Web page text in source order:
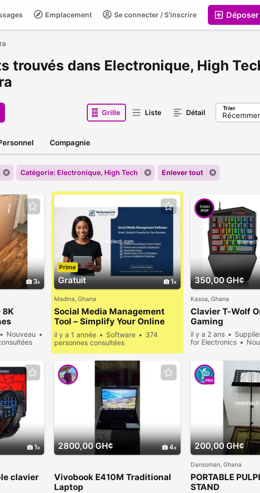
Se connecter / S'inscrire
Emplacement
trouvés dans Electronique, High
Grille Liste Détail Trier
Compagnie
Catégorie: Electronique, High Tech Enlever tout
3
8K
Nouveau
Gratuit 1
Prime
Madina, Ghana
Social Media Management
Tool – Simplify Your Online
Presence
il y a 1 année Software
374
personnes consultées
350,00 GH¢
Kasoa, Ghana
Clavier T-Wolf
Gaming
il y a 2 ans
for Electronics
1
clavier
2800,00 GH¢ 4
Vivobook E410M Traditional
Laptop
200,00 GH¢
PRO
Dansoman, Ghana
PORTABLE
STAND